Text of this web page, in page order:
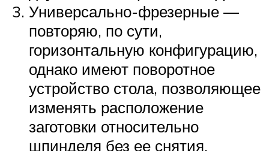
Универсально-фрезерные —
повторяю, по сути,
горизонтальную конфигурацию,
однако имеют поворотное
устройство стола, позволяющее
изменять расположение
заготовки относительно
шпинделя без ее снятия.